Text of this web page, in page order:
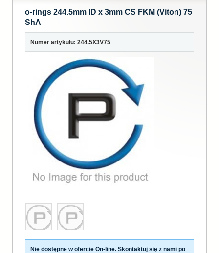
o-rings 244.5mm ID x 3mm CS FKM (Viton) 75
ShA
Numer artykułu: 244.5X3V75
Nie dostępne w ofercie On-line. Skontaktuj się z nami po